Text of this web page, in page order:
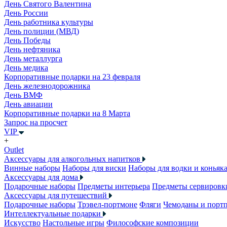
День Святого Валентина
День России
День работника культуры
День полиции (МВД)
День Победы
День нефтяника
День металлурга
День медика
Корпоративные подарки на 23 февраля
День железнодорожника
День ВМФ
День авиации
Корпоративные подарки на 8 Марта
Запрос на просчет
VIP
+
Outlet
Аксессуары для алкогольных напитков
Винные наборы Наборы для виски Наборы для водки и коньяка
Аксессуары для дома
Подарочные наборы Предметы интерьера Предметы
Аксессуары для путешествий
Подарочные наборы Трэвел-портмоне Фляги Чемоданы и
Интеллектуальные подарки
Искусство Настольные игры Философские композиции